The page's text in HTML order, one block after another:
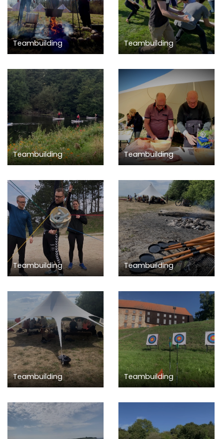
Teambuilding Teambuilding
Teambuilding Teambuilding
Teambuilding Teambuilding
Teambuilding Teambuilding